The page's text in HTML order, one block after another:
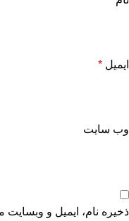
ایمیل *
وب‌ سایت
ذخیره نام، ایمیل و